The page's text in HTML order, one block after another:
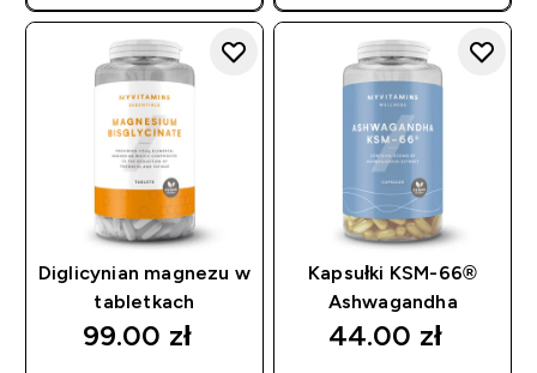
Diglicynian magnezu w
tabletkach
99.00 zł‎
Kapsułki KSM-66®
Ashwagandha
44.00 zł‎